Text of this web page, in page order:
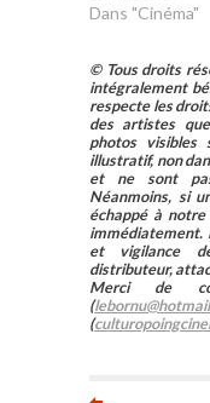
Dans "Cinéma"
© Tous droits
intégralement
respecte les
des artistes
photos
illustratif, non
et ne sont
Néanmoins, si
échappé à
immédiatement.
et vigilance
distributeur,
Merci de
(
(